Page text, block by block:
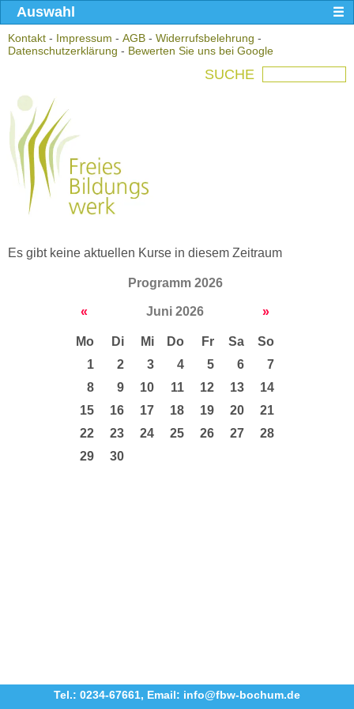
Kontakt - Impressum - AGB - Widerrufsbelehrung -
Datenschutzerklärung - Bewerten Sie uns bei Google
SUCHE
Es gibt keine aktuellen Kurse in diesem Zeitraum
Programm 2026
« Juni 2026 »
Mo Di Mi Do Fr Sa
So
1
2 3 4 5 6
7
8
9 10 11 12 13
14
15
16 17 18 19 20
21
22
23 24 25 26 27
28
29
30
Tel.: 0234-67661, Email: info@fbw-bochum.de
Auswahl